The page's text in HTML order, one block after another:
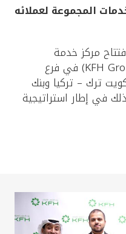
المجموعة لعملائه
مركز خدمة
المجموعة (KFH Group Service Center) في فرع
ترك – تركيا وبنك
في إطار استراتيجية